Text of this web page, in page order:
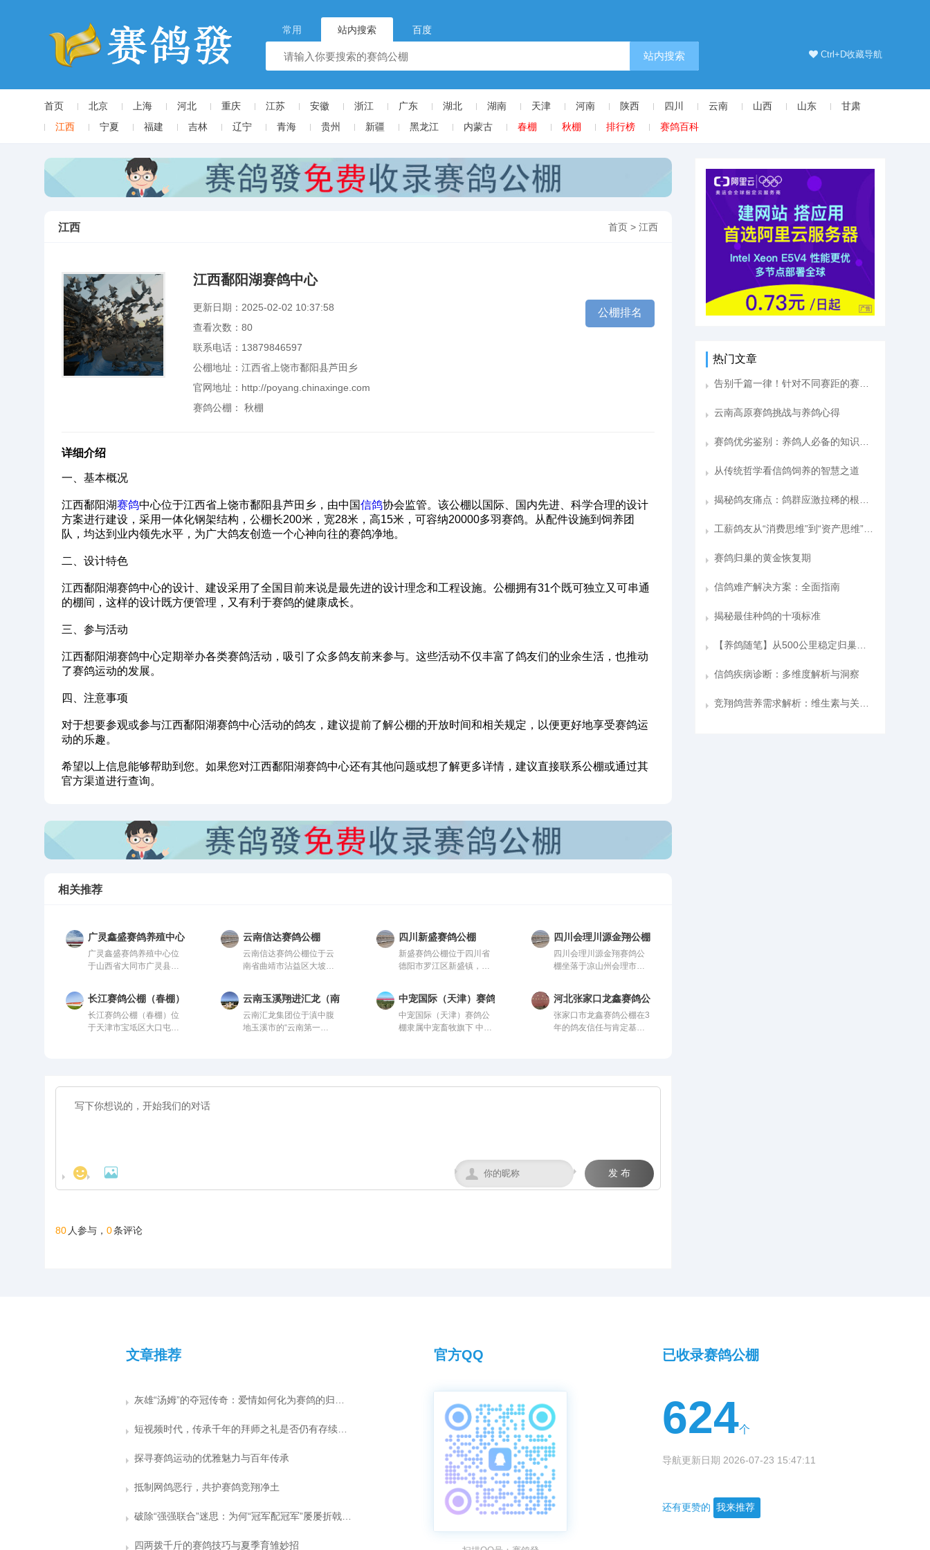
常用 站内搜索 百度
Ctrl+D收藏导航
站内搜索
首页 北京 上海 河北 重庆 江苏 安徽 浙江 广东 湖北 湖南 天津 河南 陕西 四川 云南 山西 山东
甘肃
江西
宁夏 福建 吉林 辽宁 青海 贵州 新疆 黑龙江 内蒙古 春棚 秋棚 排行榜 赛鸽百科
首页 >江西
江西
江西鄱阳湖赛鸽中心
更新日期：2025-02-02 10:37:58
查看次数： 80
联系电话：13879846597
公棚地址：江西省上饶市鄱阳县芦田乡
官网地址： http://poyang.chinaxinge.com
赛鸽公棚： 秋棚
公棚排名
详细介绍
一、基本概况‌
江西鄱阳湖赛鸽中心位于江西省上饶市鄱阳县芦田乡，由中国信鸽协会监管。该公棚以国际、国内先进、科学合理的设计
方案进行建设，采用一体化钢架结构，公棚长200米，宽28米，高15米，可容纳20000多羽赛鸽。从配件设施到饲养团
队，均达到业内领先水平，为广大鸽友创造一个心神向往的赛鸽净地。
‌二、设计特色‌
江西鄱阳湖赛鸽中心的设计、建设采用了全国目前来说是最先进的设计理念和工程设施。公棚拥有31个既可独立又可串通
的棚间，这样的设计既方便管理，又有利于赛鸽的健康成长。
‌三、参与活动‌
江西鄱阳湖赛鸽中心定期举办各类赛鸽活动，吸引了众多鸽友前来参与。这些活动不仅丰富了鸽友们的业余生活，也推动
了赛鸽运动的发展。
‌四、注意事项‌
对于想要参观或参与江西鄱阳湖赛鸽中心活动的鸽友，建议提前了解公棚的开放时间和相关规定，以便更好地享受赛鸽运
动的乐趣。
希望以上信息能够帮助到您。如果您对江西鄱阳湖赛鸽中心还有其他问题或想了解更多详情，建议直接联系公棚或通过其
官方渠道进行查询。
相关推荐
广灵鑫盛赛鸽养殖中心
广灵鑫盛赛鸽养殖中心位
于山西省大同市广灵县鑫
信鸽协会监管。该公棚以
国际、国内先进、科学合
理的设计方案进行建设，
采用一体化钢架结构，公
心神向往的赛鸽净地。
云南信达赛鸽公棚
云南信达赛鸽公棚位于云
南省曲靖市沾益区大坡
管。该公棚以国际、国内
先进、科学合理的设计方
案进行建设，采用一体化
钢架结构，公棚长200
四川新盛赛鸽公棚
新盛赛鸽公棚位于四川省
德阳市罗江区新盛镇，这
得天独厚的训赛环境，是
专为广大鸽友打造的专业
赛鸽竞技平台。公棚总占
地面积70余亩，主棚长
四川会理川源金翔公棚
四川会理川源金翔赛鸽公
棚坐落于凉山州会理市城
1600米的天然氧吧，距城
区仅4公里，108国道直
达，交通便捷。公棚周边
无高压线遮挡，视野开
长江赛鸽公棚（春棚）
长江赛鸽公棚（春棚）位
于天津市宝坻区大口屯镇
采用一体化钢架结构，公
棚长200米，宽28米，高
心神向往的赛鸽净地。
云南玉溪翔进汇龙（南线秋棚）
云南汇龙集团位于滇中腹
地玉溪市的“云南第一
中宠国际（天津）赛鸽公棚
中宠国际（天津）赛鸽公
棚隶属中宠畜牧旗下 中宠
下产业布局广泛，产业链
河北张家口龙鑫赛鸽公棚（大棚）
张家口市龙鑫赛鸽公棚在3
年的鸽友信任与肯定基础
卫镇东两公里处。
  发 布

80 人参与， 0条评论
热门文章
云南高原赛鸽挑战与养鸽心得
从传统哲学看信鸽饲养的智慧之道
赛鸽归巢的黄金恢复期
信鸽难产解决方案：全面指南
揭秘最佳种鸽的十项标准
信鸽疾病诊断：多维度解析与洞察
文章推荐
灰雄“汤姆”的夺冠传奇：爱情如何化为赛鸽的归巢引擎？
短视频时代，传承千年的拜师之礼是否仍有存续的意义？
探寻赛鸽运动的优雅魅力与百年传承
抵制网鸽恶行，共护赛鸽竞翔净土
破除“强强联合”迷思：为何“冠军配冠军”屡屡折戟长程赛？
四两拨千斤的赛鸽技巧与夏季育雏妙招
官方QQ 已收录赛鸽公棚
624个
导航更新日期 2026-07-23 15:47:11
还有更赞的 我来推荐